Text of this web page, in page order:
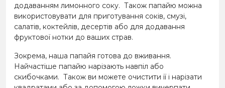
додаванням лимонного соку. Також папайю можна
використовувати для приготування соків, смузі,
салатів, коктейлів, десертів або для додавання
фруктової нотки до ваших страв.
Зокрема, наша папайя готова до вживання.
Найчастіше папайю нарізають навпіл або
скибочками. Також ви можете очистити її і нарізати